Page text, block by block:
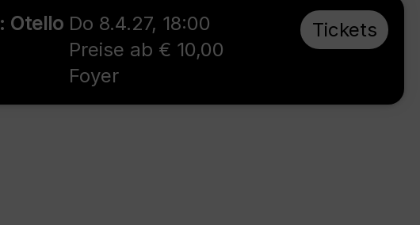
Otello Do 8.4.27, 18:00
Preise ab € 10,00
Foyer
Tickets